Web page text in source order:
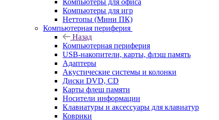
Компьютеры для офиса
Компьютеры для игр
Неттопы (Мини ПК)
Компьютерная периферия
Назад
Компьютерная периферия
USB-накопители, карты, флэш память
Адаптеры
Акустические системы и колонки
Диски DVD, CD
Карты флеш памяти
Носители информации
Клавиатуры и аксессуары для клавиатур
Коврики